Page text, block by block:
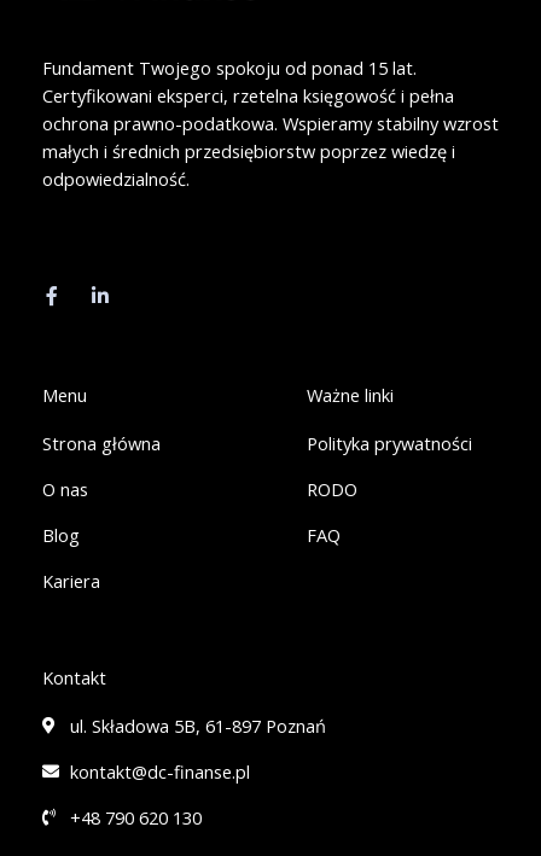
Fundament Twojego spokoju od ponad 15 lat.
Certyfikowani eksperci, rzetelna księgowość i pełna
ochrona prawno-podatkowa. Wspieramy stabilny wzrost
małych i średnich przedsiębiorstw poprzez wiedzę i
odpowiedzialność.
c
e
k
-
n
n
Menu
Strona główna
O nas
Blog
Kariera
Ważne linki
Polityka prywatności
RODO
FAQ
Kontakt
ul. Składowa 5B, 61-897 Poznań
kontakt@dc-finanse.pl
+48 790 620 130